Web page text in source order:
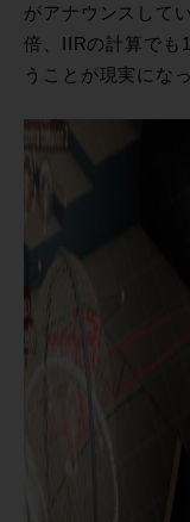
がアナウンスして
倍、IIRの計算でも
うことが現実にな